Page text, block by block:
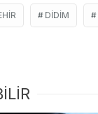
DIDIM